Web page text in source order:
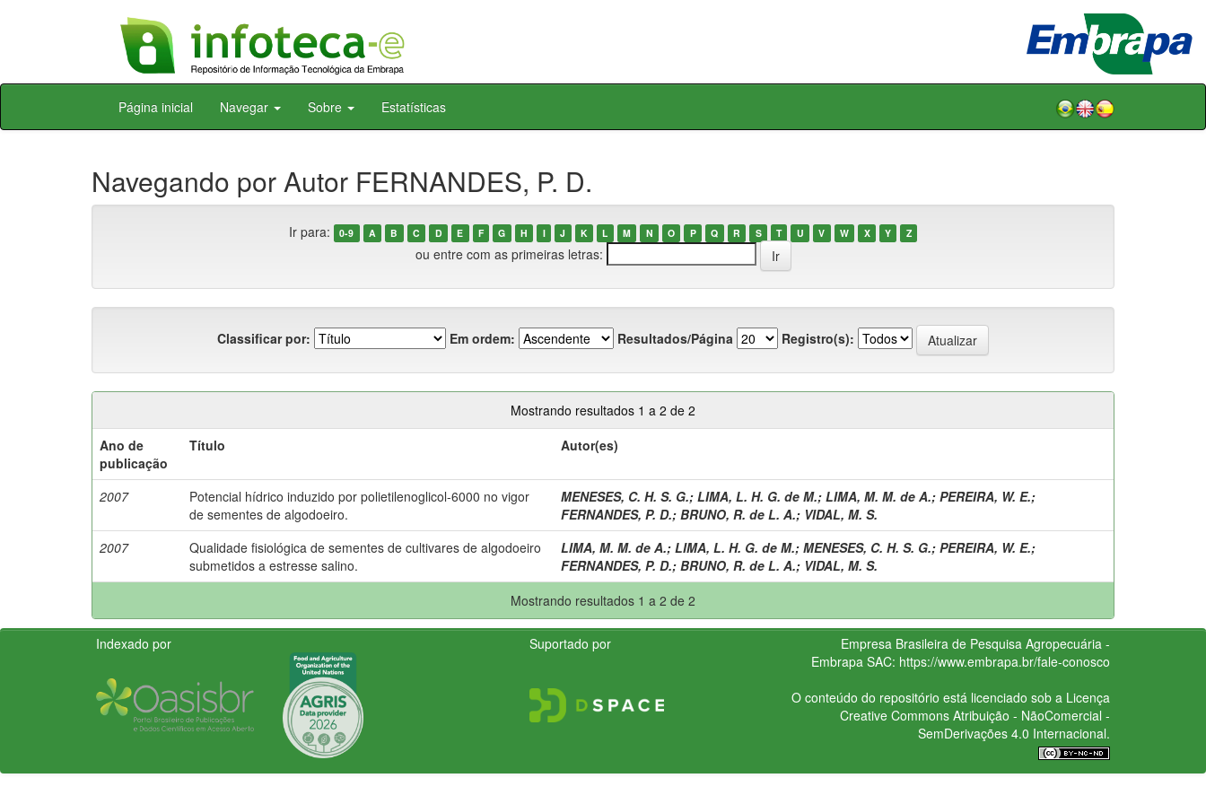
Skip
Página inicial Navegar Sobre Estatísticas
Navegando por Autor FERNANDES, P. D.
Ir para: 0-9 A B C D E F G H I J K L M N O P Q R S T U V W X Y Z
ou entre com as primeiras letras:
Classificar por: Em ordem: Resultados/Página Registro(s):
Mostrando resultados 1 a 2 de 2
Ano de
publicação
Título Autor(es)
2007
Potencial hídrico induzido por polietilenoglicol-6000 no vigor
de sementes de algodoeiro.
MENESES, C. H. S. G.; LIMA, L. H. G. de M.; LIMA, M. M. de A.; PEREIRA, W. E.;
FERNANDES, P. D.; BRUNO, R. de L. A.; VIDAL, M. S.
2007
Qualidade fisiológica de sementes de cultivares de algodoeiro
submetidos a estresse salino.
LIMA, M. M. de A.; LIMA, L. H. G. de M.; MENESES, C. H. S. G.; PEREIRA, W. E.;
FERNANDES, P. D.; BRUNO, R. de L. A.; VIDAL, M. S.
Mostrando resultados 1 a 2 de 2
Indexado por Suportado por
Empresa Brasileira de Pesquisa Agropecuária -
Embrapa SAC: https://www.embrapa.br/fale-conosco
O conteúdo do repositório está licenciado sob a Licença
Creative CommonsAtribuição - NãoComercial -
SemDerivações 4.0 Internacional.